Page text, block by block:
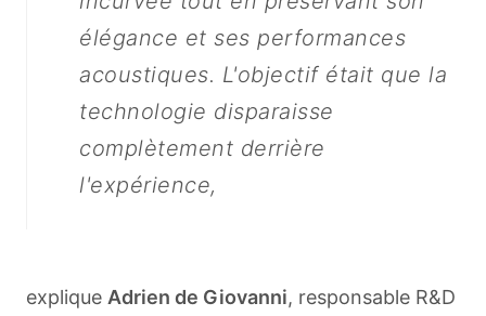
élégance et ses performances
acoustiques. L'objectif était que la
technologie disparaisse
complètement derrière
l'expérience,
explique Adrien de Giovanni, responsable R&D